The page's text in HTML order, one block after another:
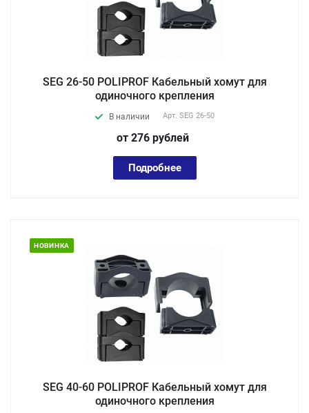
SEG 26-50 POLIPROF Кабельный хомут для
одиночного крепления
В наличии Арт. SEG 26-50
от 276 рублей
Подробнее
НОВИНКА
SEG 40-60 POLIPROF Кабельный хомут для
одиночного крепления